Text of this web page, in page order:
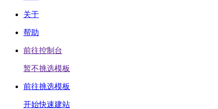
关于
帮助
前往控制台
暂不挑选模板
前往挑选模板
开始快速建站